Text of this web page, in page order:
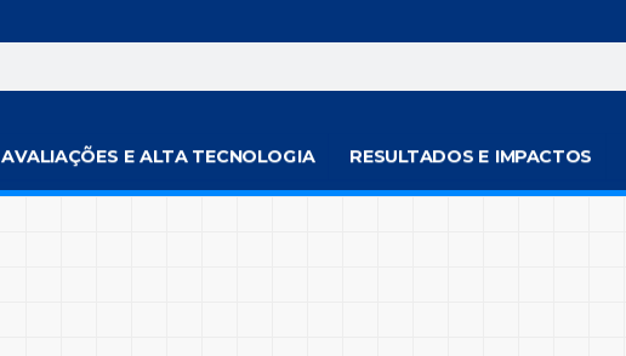
AVALIAÇÕES E ALTA TECNOLOGIA RESULTADOS E IMPACTOS